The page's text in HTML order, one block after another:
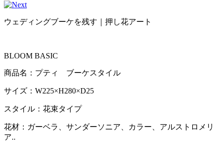
ウェディングブーケを残す｜押し花アート
BLOOM BASIC
商品名：プティ ブーケスタイル
サイズ：W225×H280×D25
スタイル：花束タイプ
花材：ガーベラ、サンダーソニア、カラー、アルストロメリ
ア..